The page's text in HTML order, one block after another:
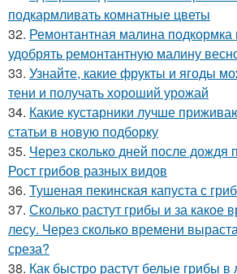
подкармливать комнатные цветы
32. Ремонтантная малина
удобрять ремонтантную малину
33. Узнайте, какие фрукты и ягоды
тени и получать хороший урожай
34. Какие кустарники лучше
статьи в новую подборку
35. Через сколько дней после дождя
Рост грибов разных видов
36. Тушеная пекинская капуста с
37. Сколько растут грибы и за какое
лесу. Через сколько времени
среза?
38. Как быстро растут белые грибы в